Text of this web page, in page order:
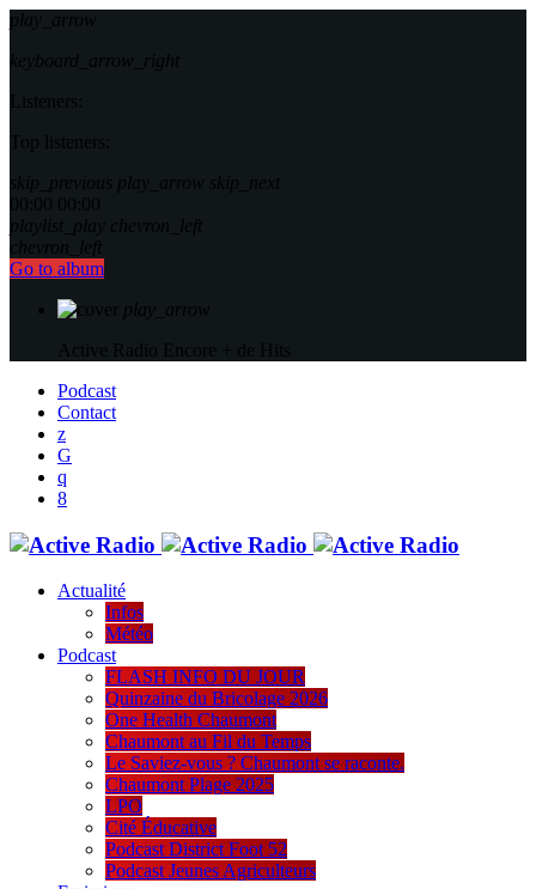
play_arrow
keyboard_arrow_right
Listeners:
Top listeners:
skip_previous play_arrow skip_next
00:00 00:00
playlist_play chevron_left
chevron_left
Go to album
play_arrow
Active Radio Encore + de Hits
Podcast
Contact
Actualité
Infos
Météo
Podcast
FLASH INFO DU JOUR
Quinzaine du Bricolage 2026
One Health Chaumont
Chaumont au Fil du Temps
Le Saviez-vous ? Chaumont se raconte.
Chaumont Plage 2025
LPO
Cité Éducative
Podcast District Foot 52
Podcast Jeunes Agriculteurs